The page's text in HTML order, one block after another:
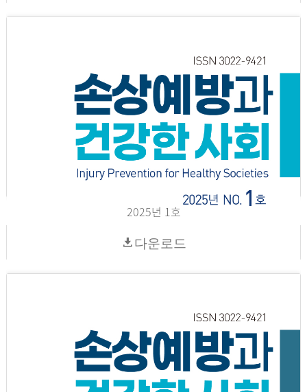
2025년 1호
다운로드